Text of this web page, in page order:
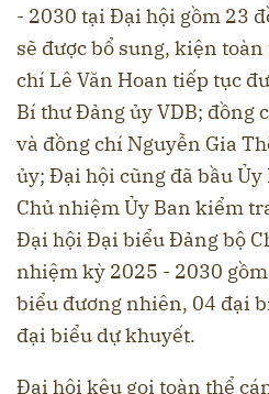
- 2030 tại Đại hội gồm 23
sẽ được bổ sung, kiện
chí Lê Văn Hoan tiếp tục
Bí thư Đảng ủy VDB; đồng
và đồng chí Nguyễn Gia
ủy; Đại hội cũng đã bầu
Chủ nhiệm Ủy Ban kiểm
Đại hội Đại biểu Đảng bộ
nhiệm kỳ 2025 - 2030
biểu đương nhiên, 04 đại
đại biểu dự khuyết.
Đại hội kêu gọi toàn thể